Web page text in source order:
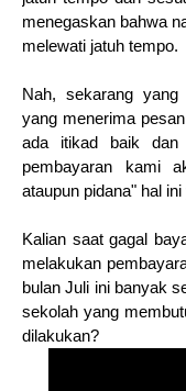
menegaskan bahwa
melewati jatuh tempo.
Nah, sekarang
yang menerima
ada itikad baik dan
pembayaran kami
ataupun pidana" hal
Kalian saat gagal
melakukan
bulan Juli ini banyak
sekolah yang
dilakukan?